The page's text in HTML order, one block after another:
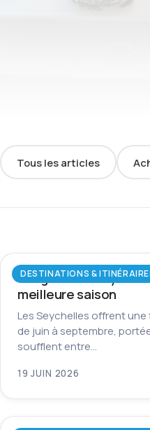
Tous les articles
DESTINATIONS &
Wingfoil aux
meilleure saison
Les Seychelles offrent
de juin à septembre,
soufflent entre…
19 JUIN 2026